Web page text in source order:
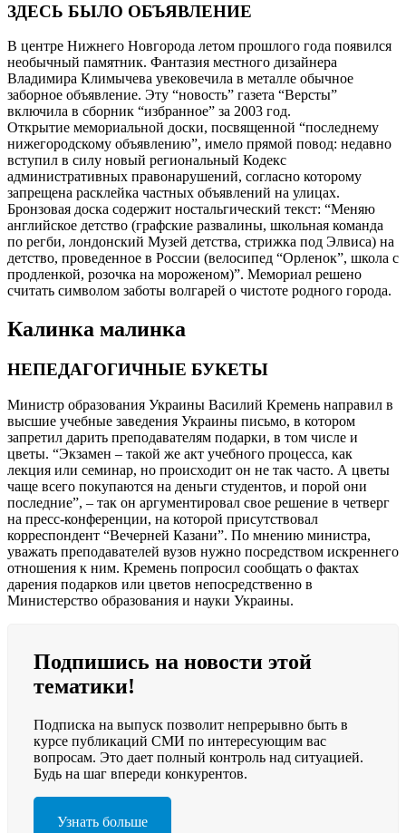
ЗДЕСЬ БЫЛО ОБЪЯВЛЕНИЕ
В центре Нижнего Новгорода летом прошлого года появился
необычный памятник. Фантазия местного дизайнера
Владимира Климычева увековечила в металле обычное
заборное объявление. Эту “новость” газета “Версты”
включила в сборник “избранное” за 2003 год.
Открытие мемориальной доски, посвященной “последнему
нижегородскому объявлению”, имело прямой повод: недавно
вступил в силу новый региональный Кодекс
административных правонарушений, согласно которому
запрещена расклейка частных объявлений на улицах.
Бронзовая доска содержит ностальгический текст: “Меняю
английское детство (графские развалины, школьная команда
по регби, лондонский Музей детства, стрижка под Элвиса) на
детство, проведенное в России (велосипед “Орленок”, школа с
продленкой, розочка на мороженом)”. Мемориал решено
считать символом заботы волгарей о чистоте родного города.
Калинка малинка
НЕПЕДАГОГИЧНЫЕ БУКЕТЫ
Министр образования Украины Василий Кремень направил в
высшие учебные заведения Украины письмо, в котором
запретил дарить преподавателям подарки, в том числе и
цветы. “Экзамен – такой же акт учебного процесса, как
лекция или семинар, но происходит он не так часто. А цветы
чаще всего покупаются на деньги студентов, и порой они
последние”, – так он аргументировал свое решение в четверг
на пресс-конференции, на которой присутствовал
корреспондент “Вечерней Казани”. По мнению министра,
уважать преподавателей вузов нужно посредством искреннего
отношения к ним. Кремень попросил сообщать о фактах
дарения подарков или цветов непосредственно в
Министерство образования и науки Украины.
Подпишись на новости этой
тематики!
Подписка на выпуск позволит непрерывно быть в
курсе публикаций СМИ по интересующим вас
вопросам. Это дает полный контроль над ситуацией.
Будь на шаг впереди конкурентов.
Узнать больше